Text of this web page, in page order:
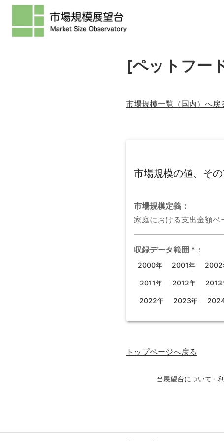
[ペットフー
市場規模一覧（国内）へ戻
市場規模の値、そ
市場規模定義：
家庭における支出金額ベ
収録データ範囲 * ：
2000年 2001年 2002
2011年 2012年 2013
2022年 2023年
トップページへ戻る
当展望台について ·